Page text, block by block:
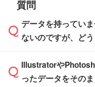
ル」に注文予定日
その締切日や出荷
品が決まりました
たします。
※最短出荷日は商
品ページにてご確
【袋入り】 商品
す。(透明袋、デ
【個包装なし】
※化粧箱から白箱
箱の作成は原則承
ださい。
質問
データを持ってい
ないのですが、ど
無料の「デザイン
PCやスマホから
Illustratorや
ったデータをその